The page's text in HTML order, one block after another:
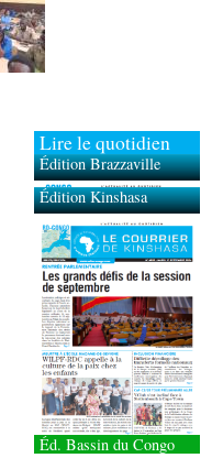
Lire le quotidien
Édition Brazzaville
Édition Kinshasa
Éd. Bassin du Congo